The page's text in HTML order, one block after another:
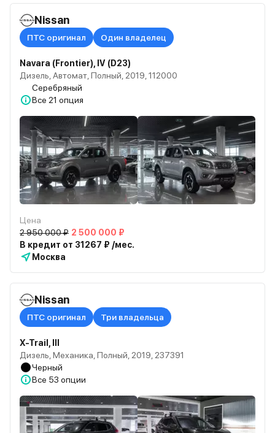
Nissan
ПТС оригинал Один владелец
Navara (Frontier), IV (D23)
Дизель, Автомат, Полный, 2019, 112000
Серебряный
Все 21 опция
Цена
2 950 000 ₽ 2 500 000 ₽
В кредит от 31267 ₽ /мес.
Москва
Nissan
ПТС оригинал Три владельца
X-Trail, III
Дизель, Механика, Полный, 2019, 237391
Черный
Все 53 опции